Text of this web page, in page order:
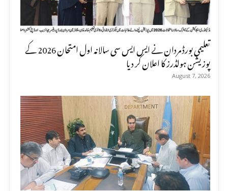
تعلیمی بورڈ مردان نے ایس ایس سی سالانہ اول امتحان 2026 کے
پوزیشن ہولڈرز کا اعلان کر دیا
August 7, 2026